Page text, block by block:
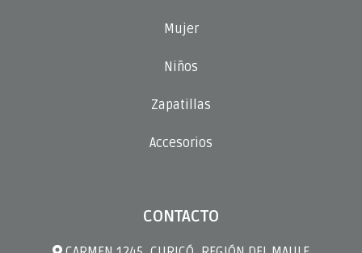
Mujer
Niños
Zapatillas
Accesorios
CONTACTO